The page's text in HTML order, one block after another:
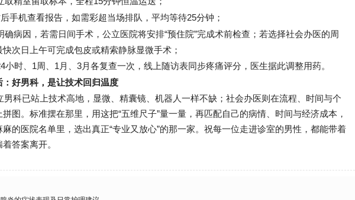
手机查看报告，如需彩超当场排队，平均等待25分钟；
确病因，若需日间手术，公立医院将安排“预住院”完成术前检查；若选择社会办医的周
次日上午可完成包皮或精索静脉显微手术；
小时、1周、1月、3月各复查一次，线上随访表同步疼痛评分，医生据此调整用药。
：好男科，是让技术回归温度
男科已站上技术高地，显微、精囊镜、机器人一样不缺；社会办医则在流程、时间与个
图。标准摆在那里，用这把“五维尺子”量一量，再匹配自己的病情、时间与经济成本，
的医院名单里，选出真正“专业又放心”的那一家。祝每一位走进诊室的男性，都能带着
答案离开。